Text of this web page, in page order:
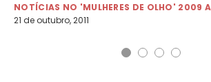
NOTÍCIAS NO 'MULHERES DE OLHO' 2009
21 de outubro, 2011